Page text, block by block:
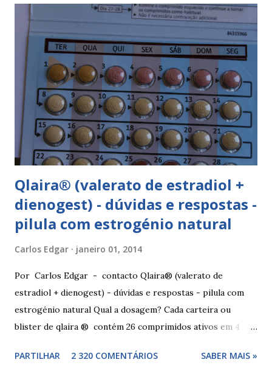
A pilula yasminelle® deve ser tomada todos os dias, no
mesmo horário, durante 21 dias, após os quais deve fazer 7
dias de pausa (semana de descanso ou pausa), durante estes
7 dias descerá o período menstrual, normalmente no 3° ou
4° dia da pausa. As caixas seguintes deverão ser tomadas
seguindo o esquema 1+7+21+7+21.... . Como iniciar a
yasminelle® Para iniciar a pilula yasminelle® a mulher deve
esperar pelo primeiro dia da menstruação e iniciar a pilula
correspondente ao dia...
Qlaira® (valerato de estradiol +
dienogest) - dúvidas e respostas -
pilula com estrogénio natural
Carlos Edgar janeiro 01, 2014
Por Carlos Edgar - contacto Qlaira® (valerato de
estradiol + dienogest) - dúvidas e respostas - pilula com
estrogénio natural Qual a dosagem? Cada carteira ou
blister de qlaira ® contém 26 comprimidos ativos em 4
comprimidos inativos brancos na linha 4. Dosagem
PARTILHAR 2 320 COMENTÁRIOS SABER MAIS »